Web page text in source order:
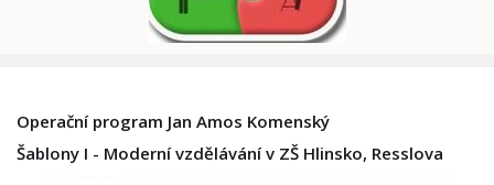
Operační program Jan Amos Komenský
Šablony I - Moderní vzdělávání v ZŠ Hlinsko, Resslova